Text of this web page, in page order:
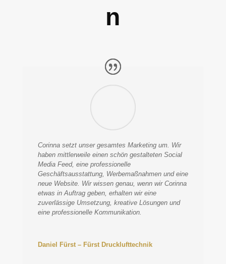
n
Corinna setzt unser gesamtes Marketing um. Wir
haben mittlerweile einen schön gestalteten Social
Media Feed, eine professionelle
Geschäftsausstattung, Werbemaßnahmen und eine
neue Website. Wir wissen genau, wenn wir Corinna
etwas in Auftrag geben, erhalten wir eine
zuverlässige Umsetzung, kreative Lösungen und
eine professionelle Kommunikation.
Daniel Fürst – Fürst Drucklufttechnik